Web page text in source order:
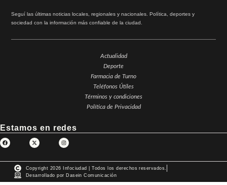
Seguí las últimas noticias locales, regionales y nacionales. Política, deportes y
sociedad con la información más confiable de la ciudad.
Actualidad
Deporte
Farmacia de Turno
Teléfonos Útiles
Términos y condiciones
Política de Privacidad
Estamos en redes
Copyright 2026 Infociudad | Todos los derechos reservados.
Desarrollado por Dasein Comunicación